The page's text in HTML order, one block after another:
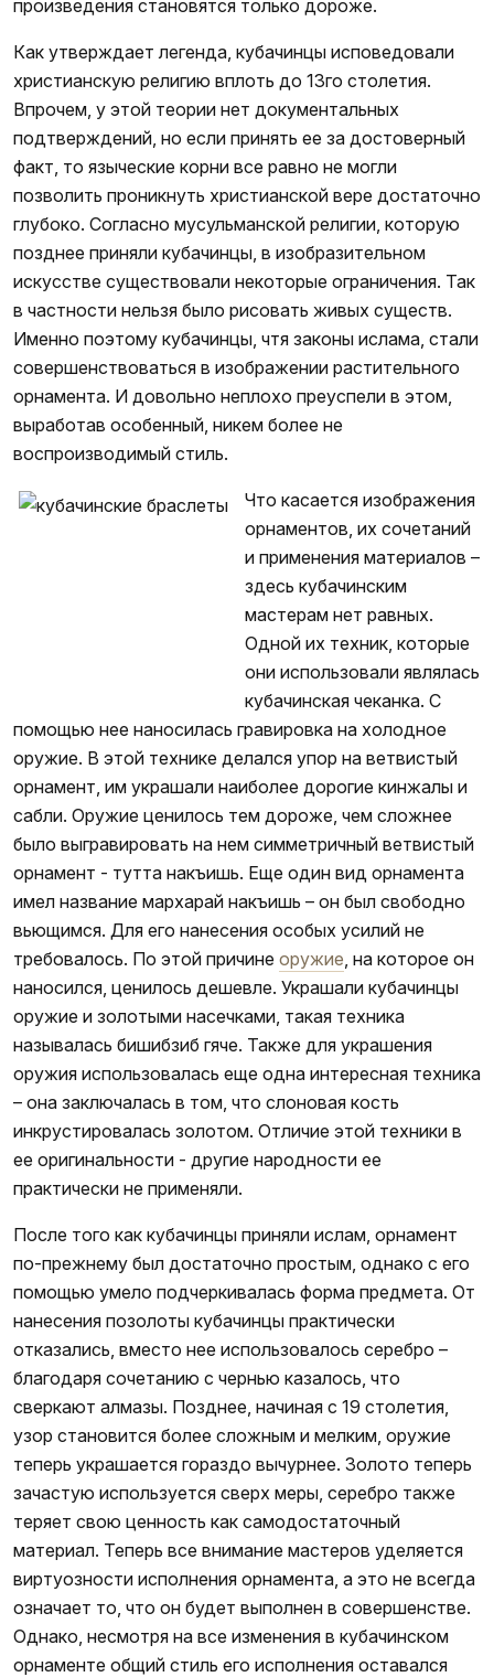
произведения становятся только дороже.
Как утверждает легенда, кубачинцы исповедовали
христианскую религию вплоть до 13го столетия.
Впрочем, у этой теории нет документальных
подтверждений, но если принять ее за достоверный
факт, то языческие корни все равно не могли
позволить проникнуть христианской вере достаточно
глубоко. Согласно мусульманской религии, которую
позднее приняли кубачинцы, в изобразительном
искусстве существовали некоторые ограничения. Так
в частности нельзя было рисовать живых существ.
Именно поэтому кубачинцы, чтя законы ислама, стали
совершенствоваться в изображении растительного
орнамента. И довольно неплохо преуспели в этом,
выработав особенный, никем более не
воспроизводимый стиль.
Что касается изображения
орнаментов, их сочетаний
и применения материалов –
здесь кубачинским
мастерам нет равных.
Одной их техник, которые
они использовали являлась
кубачинская чеканка. С
помощью нее наносилась гравировка на холодное
оружие. В этой технике делался упор на ветвистый
орнамент, им украшали наиболее дорогие кинжалы и
сабли. Оружие ценилось тем дороже, чем сложнее
было выгравировать на нем симметричный ветвистый
орнамент - тутта накъишь. Еще один вид орнамента
имел название мархарай накъишь – он был свободно
вьющимся. Для его нанесения особых усилий не
требовалось. По этой причине оружие, на которое он
наносился, ценилось дешевле. Украшали кубачинцы
оружие и золотыми насечками, такая техника
называлась бишибзиб гяче. Также для украшения
оружия использовалась еще одна интересная техника
– она заключалась в том, что слоновая кость
инкрустировалась золотом. Отличие этой техники в
ее оригинальности - другие народности ее
практически не применяли.
После того как кубачинцы приняли ислам, орнамент
по-прежнему был достаточно простым, однако с его
помощью умело подчеркивалась форма предмета. От
нанесения позолоты кубачинцы практически
отказались, вместо нее использовалось серебро –
благодаря сочетанию с чернью казалось, что
сверкают алмазы. Позднее, начиная с 19 столетия,
узор становится более сложным и мелким, оружие
теперь украшается гораздо вычурнее. Золото теперь
зачастую используется сверх меры, серебро также
теряет свою ценность как самодостаточный
материал. Теперь все внимание мастеров уделяется
виртуозности исполнения орнамента, а это не всегда
означает то, что он будет выполнен в совершенстве.
Однако, несмотря на все изменения в кубачинском
орнаменте общий стиль его исполнения оставался